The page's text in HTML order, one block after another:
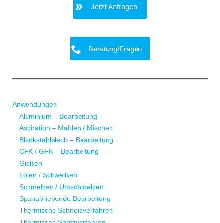
Jetzt Anfragen!
Beratung/Fragen
Anwendungen
Aluminium – Bearbeitung
Aspiration – Mahlen / Mischen
Blankstahlblech – Bearbeitung
CFK / GFK – Bearbeitung
Gießen
Löten / Schweißen
Schmelzen / Umschmelzen
Spanabhebende Bearbeitung
Thermische Schneidverfahren